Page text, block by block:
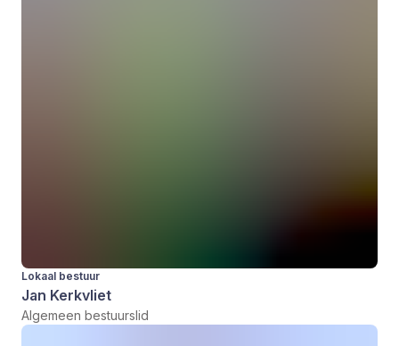
Lokaal bestuur
Jan Kerkvliet
Algemeen bestuurslid